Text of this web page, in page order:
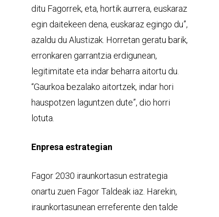
ditu Fagorrek, eta, hortik aurrera, euskaraz
egin daitekeen dena, euskaraz egingo du”,
azaldu du Alustizak. Horretan geratu barik,
erronkaren garrantzia erdigunean,
legitimitate eta indar beharra aitortu du.
“Gaurkoa bezalako aitortzek, indar hori
hauspotzen laguntzen dute”, dio horri
lotuta.
Enpresa estrategian
Fagor 2030 iraunkortasun estrategia
onartu zuen Fagor Taldeak iaz. Harekin,
iraunkortasunean erreferente den talde